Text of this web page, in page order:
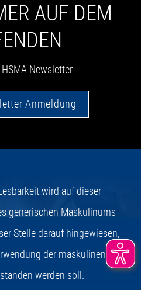
AUF DEM
Newsletter
Anmeldung
wird auf dieser
generischen Maskulinums
Stelle darauf hingewiesen,
der maskulinen Form
werden soll.